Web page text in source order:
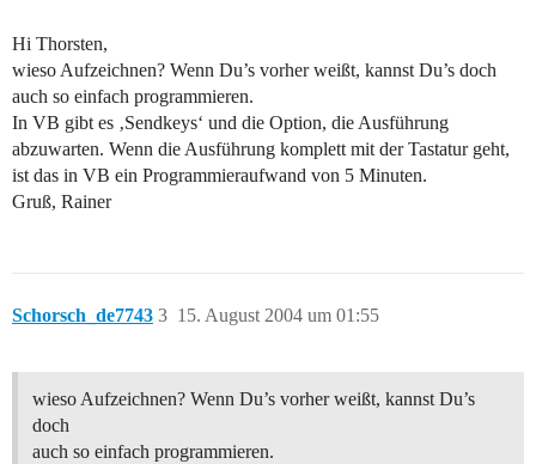
Hi Thorsten,
wieso Aufzeichnen? Wenn Du’s vorher weißt, kannst Du’s doch
auch so einfach programmieren.
In VB gibt es ‚Sendkeys‘ und die Option, die Ausführung
abzuwarten. Wenn die Ausführung komplett mit der Tastatur geht,
ist das in VB ein Programmieraufwand von 5 Minuten.
Gruß, Rainer
Schorsch_de7743 15. August 2004 um 01:55
3
wieso Aufzeichnen? Wenn Du’s vorher weißt, kannst Du’s
doch
auch so einfach programmieren.